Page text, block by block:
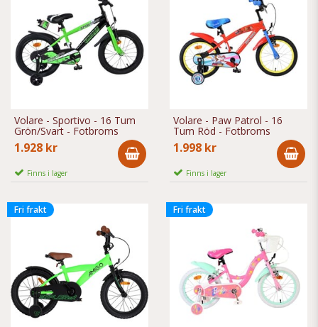
Volare - Sportivo - 16 Tum
Grön/Svart - Fotbroms
1.928 kr
Finns i lager
Volare - Paw Patrol - 16
Tum Röd - Fotbroms
1.998 kr
Finns i lager
Fri frakt Fri frakt